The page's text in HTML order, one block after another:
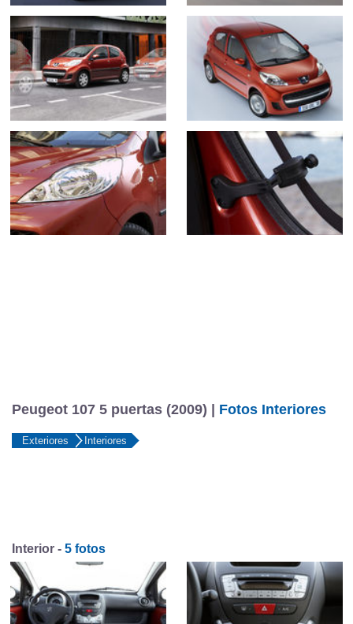
Peugeot 107 5 puertas (2009) | Fotos Interiores
Exteriores Interiores
Interior - 5 fotos